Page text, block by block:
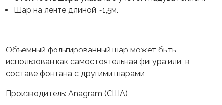
Шар на ленте длиной ~1,5м.
Объемный фольгированный шар может быть
использован как самостоятельная фигура или в
составе фонтана с другими шарами
Производитель: Anagram (США)
Фольгированные
Фольга
Рождения
День
Влюблённых
Выпускной
1
Баг
Три
+7(910)888-
zakazsharoff@yandex.ru
г.